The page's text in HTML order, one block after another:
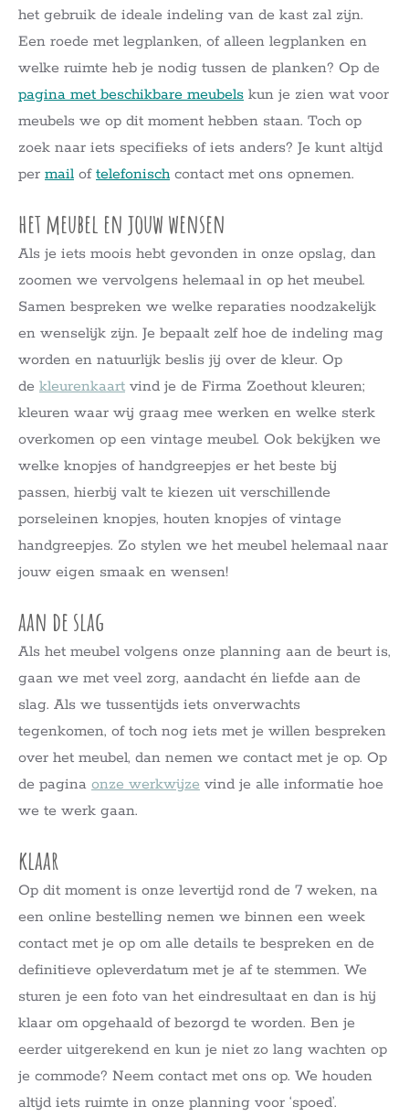
het gebruik de ideale indeling van de kast zal zijn.
Een roede met legplanken, of alleen legplanken en
welke ruimte heb je nodig tussen de planken? Op de
pagina met beschikbare meubels kun je zien wat voor
meubels we op dit moment hebben staan. Toch op
zoek naar iets specifieks of iets anders? Je kunt altijd
per mail oftelefonischcontact met ons opnemen.
het meubel en jouw wensen
Als je iets moois hebt gevonden in onze opslag, dan
zoomen we vervolgens helemaal in op het meubel.
Samen bespreken we welke reparaties noodzakelijk
en wenselijk zijn. Je bepaalt zelf hoe de indeling mag
worden en natuurlijk beslis jij over de kleur. Op
de kleurenkaart vind je de Firma Zoethout kleuren;
kleuren waar wij graag mee werken en welke sterk
overkomen op een vintage meubel. Ook bekijken we
welke knopjes of handgreepjes er het beste bij
passen, hierbij valt te kiezen uit verschillende
porseleinen knopjes, houten knopjes of vintage
handgreepjes. Zo stylen we het meubel helemaal naar
jouw eigen smaak en wensen!
aan de slag
Als het meubel volgens onze planning aan de beurt is,
gaan we met veel zorg, aandacht én liefde aan de
slag. Als we tussentijds iets onverwachts
tegenkomen, of toch nog iets met je willen bespreken
over het meubel, dan nemen we contact met je op. Op
de pagina onze werkwijze vind je alle informatie hoe
we te werk gaan.
klaar
Op dit moment is onze levertijd rond de 7 weken, na
een online bestelling nemen we binnen een week
contact met je op om alle details te bespreken en de
definitieve opleverdatum met je af te stemmen. We
sturen je een foto van het eindresultaat en dan is hij
klaar om opgehaald of bezorgd te worden. Ben je
eerder uitgerekend en kun je niet zo lang wachten op
je commode? Neem contact met ons op. We houden
altijd iets ruimte in onze planning voor ‘spoed’.